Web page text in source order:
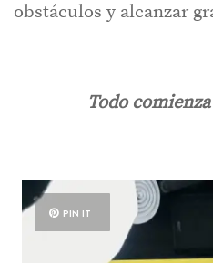
obstáculos y alcanzar
Todo comienza
PIN IT